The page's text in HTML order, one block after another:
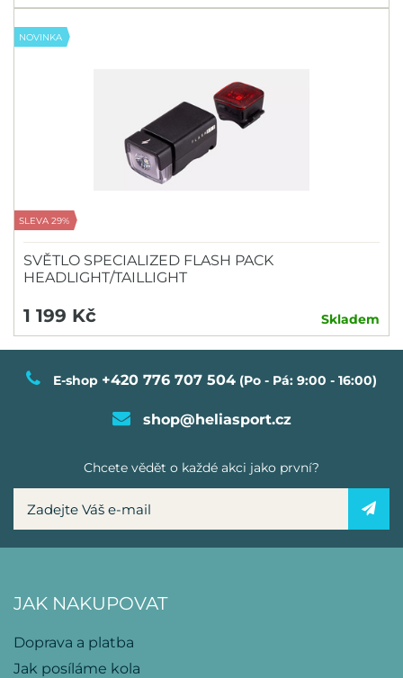
NOVINKA
SLEVA 29%
SVĚTLO SPECIALIZED FLASH PACK
HEADLIGHT/TAILLIGHT
1 199 Kč Skladem
E-shop +420 776 707 504 (Po - Pá: 9:00 - 16:00)
shop@heliasport.cz
Chcete vědět o každé akci jako první?
JAK NAKUPOVAT
Doprava a platba
Jak posíláme kola